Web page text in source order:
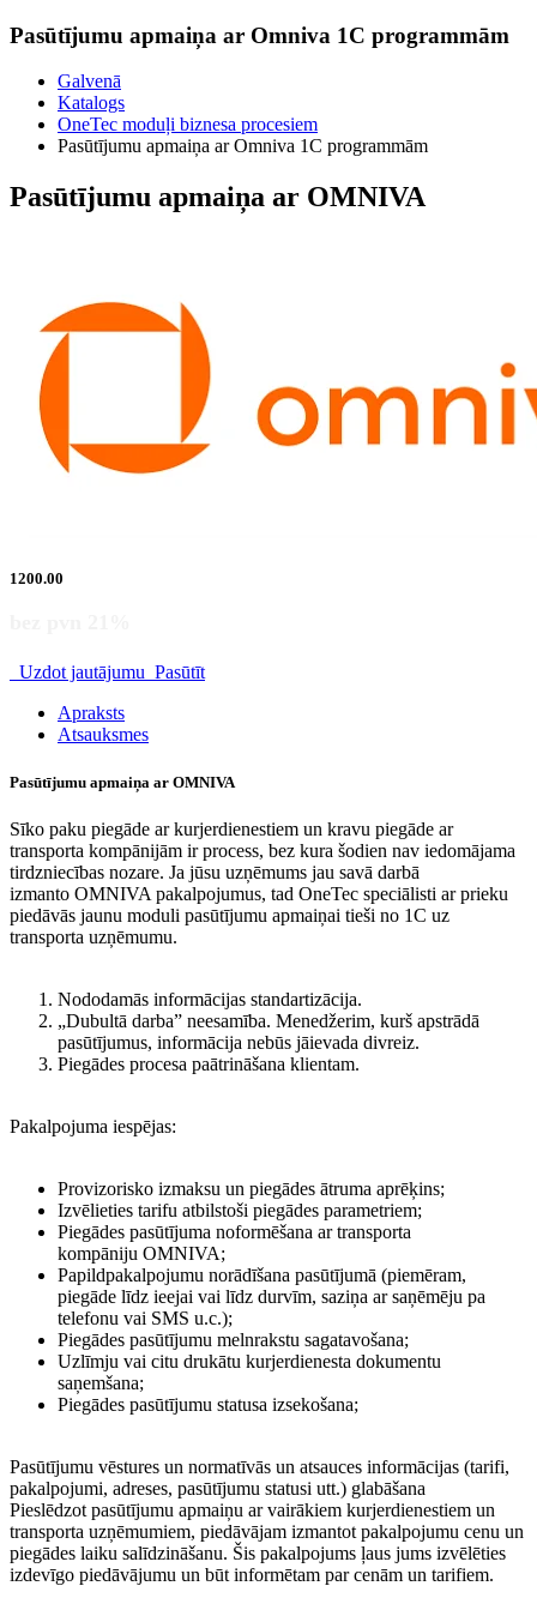
Pasūtījumu apmaiņa ar Omniva 1C programmām
Galvenā
Katalogs
OneTec moduļi biznesa procesiem
Pasūtījumu apmaiņa ar Omniva 1C programmām
Pasūtījumu apmaiņa ar OMNIVA
1200.00
Uzdot jautājumu Pasūtīt
Apraksts
Atsauksmes
Pasūtījumu apmaiņa ar OMNIVA
Sīko paku piegāde ar kurjerdienestiem un kravu piegāde ar
transporta kompānijām ir process, bez kura šodien nav iedomājama
tirdzniecības nozare. Ja jūsu uzņēmums jau savā darbā
izmanto OMNIVA pakalpojumus, tad OneTec speciālisti ar prieku
piedāvās jaunu moduli pasūtījumu apmaiņai tieši no 1C uz
transporta uzņēmumu.
Nododamās informācijas standartizācija.
„Dubultā darba” neesamība. Menedžerim, kurš apstrādā
pasūtījumus, informācija nebūs jāievada divreiz.
Piegādes procesa paātrināšana klientam.
Pakalpojuma iespējas:
Provizorisko izmaksu un piegādes ātruma aprēķins;
Izvēlieties tarifu atbilstoši piegādes parametriem;
Piegādes pasūtījuma noformēšana ar transporta
kompāniju OMNIVA;
Papildpakalpojumu norādīšana pasūtījumā (piemēram,
piegāde līdz ieejai vai līdz durvīm, saziņa ar saņēmēju pa
telefonu vai SMS u.c.);
Piegādes pasūtījumu melnrakstu sagatavošana;
Uzlīmju vai citu drukātu kurjerdienesta dokumentu
saņemšana;
Piegādes pasūtījumu statusa izsekošana;
Pasūtījumu vēstures un normatīvās un atsauces informācijas (tarifi,
pakalpojumi, adreses, pasūtījumu statusi utt.) glabāšana
Pieslēdzot pasūtījumu apmaiņu ar vairākiem kurjerdienestiem un
transporta uzņēmumiem, piedāvājam izmantot pakalpojumu cenu un
piegādes laiku salīdzināšanu. Šis pakalpojums ļaus jums izvēlēties
izdevīgo piedāvājumu un būt informētam par cenām un tarifiem.